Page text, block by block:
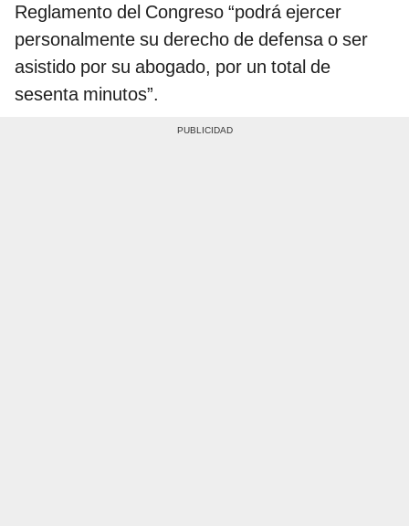
Reglamento del Congreso “podrá ejercer
personalmente su derecho de defensa o ser
asistido por su abogado, por un total de
sesenta minutos”.